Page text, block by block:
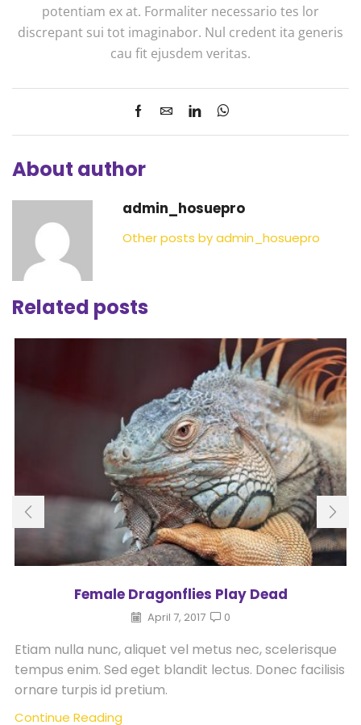
potentiam ex at. Formaliter necessario tes lor
discrepant sui tot imaginabor. Nul credent ita generis
cau fit ejusdem veritas.
About author
admin_hosuepro
Other posts by admin_hosuepro
Related posts
Female Dragonflies Play Dead
April 7, 2017 0
Etiam nulla nunc, aliquet vel metus nec, scelerisque
tempus enim. Sed eget blandit lectus. Donec facilisis
ornare turpis id pretium.
Continue Reading